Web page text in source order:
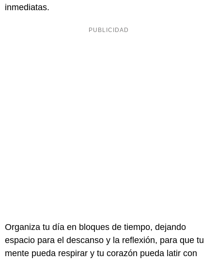
inmediatas.
Organiza tu día en bloques de tiempo, dejando
espacio para el descanso y la reflexión, para que tu
mente pueda respirar y tu corazón pueda latir con